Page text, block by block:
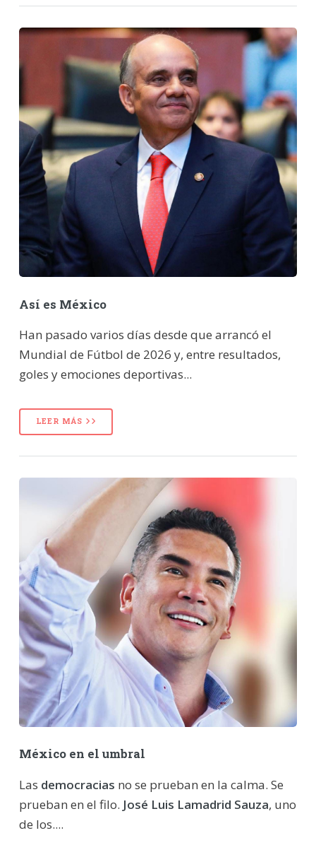
Así es México
Han pasado varios días desde que arrancó el
Mundial de Fútbol de 2026 y, entre resultados,
goles y emociones deportivas...
LEER MÁS
México en el umbral
Las democracias no se prueban en la calma. Se
prueban en el filo. José Luis Lamadrid Sauza, uno
de los....